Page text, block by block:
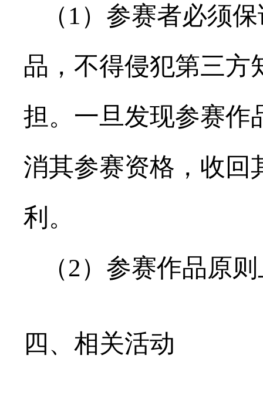
（1）参赛者必须
品，不得侵犯第三方
担。一旦发现参赛作
消其参赛资格，收回
利。
（2）参赛作品原
四、相关活动